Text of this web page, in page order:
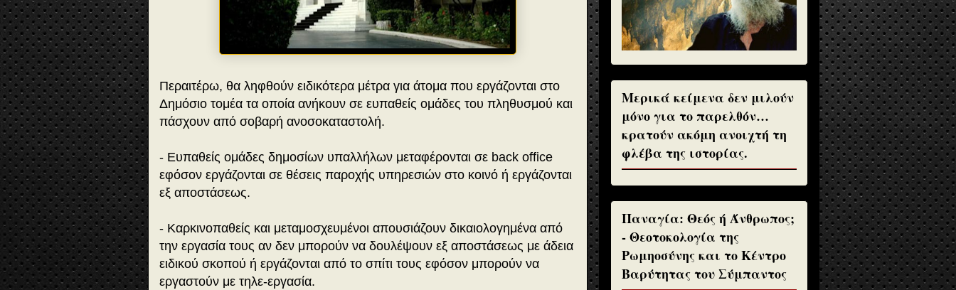
Περαιτέρω, θα ληφθούν ειδικότερα μέτρα για άτομα που εργάζονται στο
Δημόσιο τομέα τα οποία ανήκουν σε ευπαθείς ομάδες του πληθυσμού και
πάσχουν από σοβαρή ανοσοκαταστολή.
- Ευπαθείς ομάδες δημοσίων υπαλλήλων μεταφέρονται σε back office
εφόσον εργάζονται σε θέσεις παροχής υπηρεσιών στο κοινό ή εργάζονται
εξ αποστάσεως.
- Καρκινοπαθείς και μεταμοσχευμένοι απουσιάζουν δικαιολογημένα από
την εργασία τους αν δεν μπορούν να δουλέψουν εξ αποστάσεως με άδεια
ειδικού σκοπού ή εργάζονται από το σπίτι τους εφόσον μπορούν να
εργαστούν με τηλε-εργασία.
Μερικά κείμενα δεν μιλούν
μόνο για το παρελθόν…
κρατούν ακόμη ανοιχτή τη
φλέβα της ιστορίας.
Παναγία: Θεός ή Άνθρωπος;
- Θεοτοκολογία της
Ρωμηοσύνης και το Κέντρο
Βαρύτητας του Σύμπαντος